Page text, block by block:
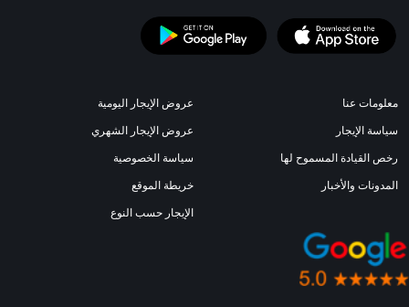
معلومات عنا
سياسة الإيجار
رخص القيادة المسموح لها
المدونات والأخبار
عروض الإيجار اليومية
عروض الإيجار الشهري
سياسة الخصوصية
خريطة الموقع
الإيجار حسب النوع